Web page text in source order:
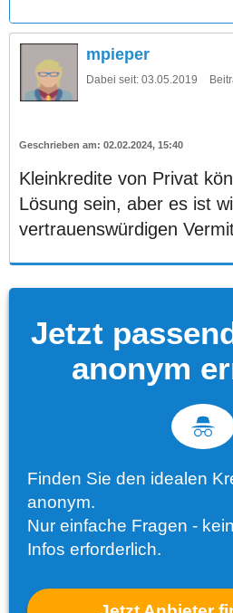
mpieper
Dabei seit: 03.05.2019
02.02.2024, 15:40
Kleinkredite von Privat
Lösung sein, aber es ist
vertrauenswürdigen
Jetzt
anonym
Finden Sie den idealen
anonym.
Nur einfache Fragen -
Infos erforderlich.